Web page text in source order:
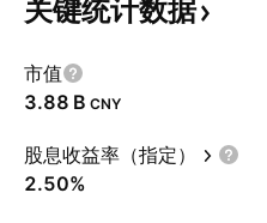
关键统计数据
市值
‪3.88 B‬ CNY
股息收益率（指定）
2.50%